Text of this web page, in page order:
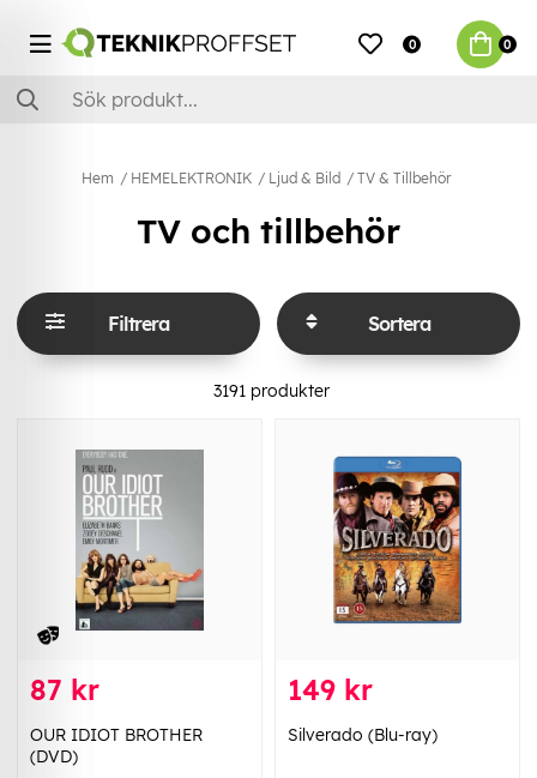
0 0
Hem HEMELEKTRONIK Ljud & Bild TV & Tillbehör
TV och tillbehör
Filtrera Sortera
3191produkter
87 kr
OUR IDIOT BROTHER
(DVD)
149 kr
Silverado (Blu-ray)